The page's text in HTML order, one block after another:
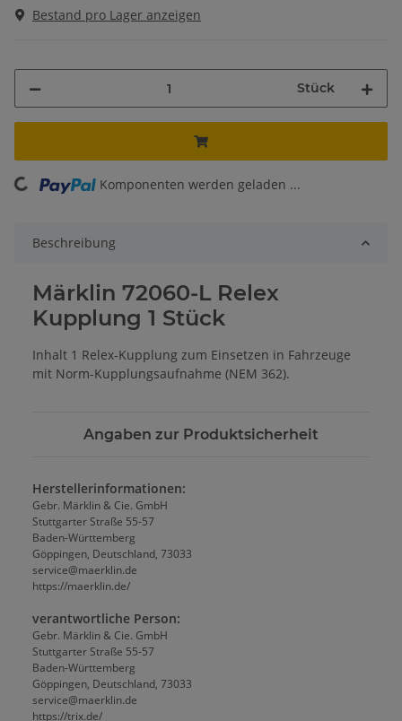
Bestand pro Lager anzeigen
Stück
Komponenten werden geladen ...
Beschreibung
Märklin 72060-L Relex
Kupplung 1 Stück
Inhalt 1 Relex-Kupplung zum Einsetzen in Fahrzeuge
mit Norm-Kupplungsaufnahme (NEM 362).
Angaben zur Produktsicherheit
Herstellerinformationen:
Gebr. Märklin & Cie. GmbH
Stuttgarter Straße 55-57
Baden-Württemberg
Göppingen, Deutschland, 73033
service@maerklin.de
https://maerklin.de/
verantwortliche Person:
Gebr. Märklin & Cie. GmbH
Stuttgarter Straße 55-57
Baden-Württemberg
Göppingen, Deutschland, 73033
service@maerklin.de
https://trix.de/